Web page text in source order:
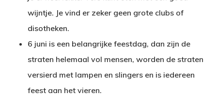
wijntje. Je vind er zeker geen grote clubs of
disotheken.
6 juni is een belangrijke feestdag, dan zijn de
straten helemaal vol mensen, worden de straten
versierd met lampen en slingers en is iedereen
feest aan het vieren.